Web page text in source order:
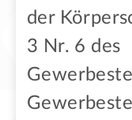
der
3 Nr. 6 des